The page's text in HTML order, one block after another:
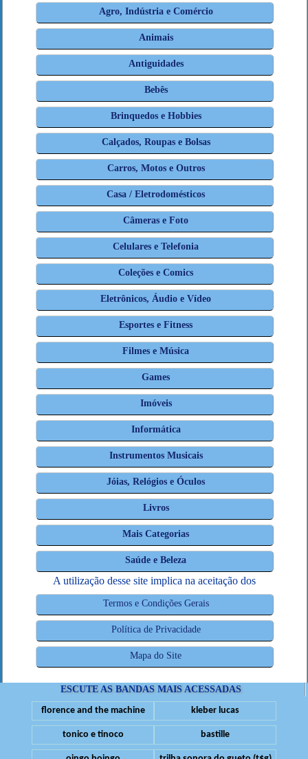
Agro, Indústria e Comércio
Animais
Antiguidades
Bebês
Brinquedos e Hobbies
Calçados, Roupas e Bolsas
Carros, Motos e Outros
Casa / Eletrodomésticos
Câmeras e Foto
Celulares e Telefonia
Coleções e Comics
Eletrônicos, Áudio e Vídeo
Esportes e Fitness
Filmes e Música
Games
Imóveis
Informática
Instrumentos Musicais
Jóias, Relógios e Óculos
Livros
Mais Categorias
Saúde e Beleza
A utilização desse site implica na aceitação dos
Termos e Condições Gerais
Política de Privacidade
Mapa do Site
ESCUTE AS BANDAS MAIS ACESSADAS
florence and the machine kleber lucas
tonico e tinoco bastille